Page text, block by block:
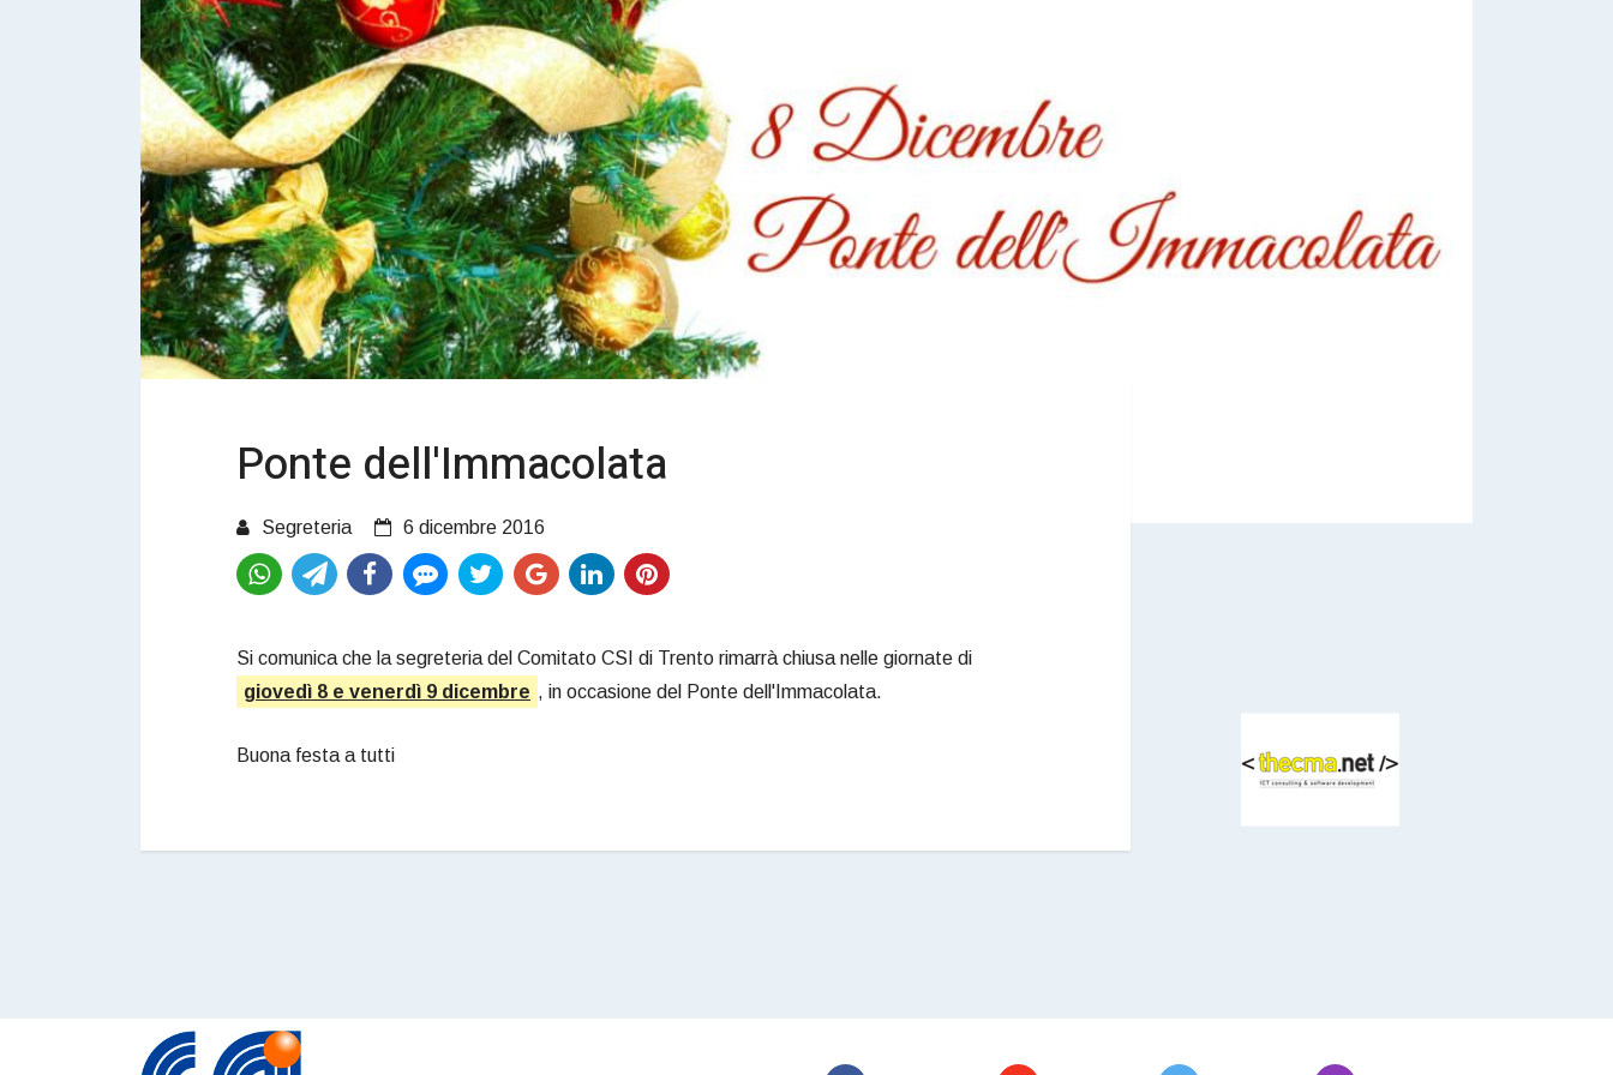
Ponte dell'Immacolata
Segreteria 6 dicembre 2016
Si comunica che la segreteria del Comitato CSI di Trento rimarrà chiusa nelle giornate di
giovedì 8 e venerdì 9 dicembre , in occasione del Ponte dell'Immacolata.
Buona festa a tutti